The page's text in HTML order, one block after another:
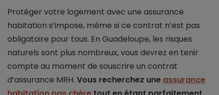
Protéger votre logement avec une assurance
habitation s’impose, même si ce contrat n’est pas
obligatoire pour tous. En Guadeloupe, les risques
naturels sont plus nombreux, vous devrez en tenir
compte au moment de souscrire un contrat
d’assurance MRH. Vous recherchez une assurance